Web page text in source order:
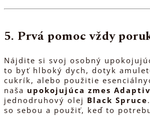
5. Prvá pomoc vždy
Nájdite si svoj osobný
to byť hlboký dych, dotyk
cukrík, alebo použitie
naša upokojujúca zmes Adaptiv
jednodruhový olej Black Spruce
so sebou a použiť, keď to